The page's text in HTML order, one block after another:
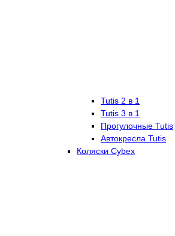
Tutis 2 в 1
Tutis 3 в 1
Прогулочные Tutis
Автокресла Tutis
Коляски Cybex